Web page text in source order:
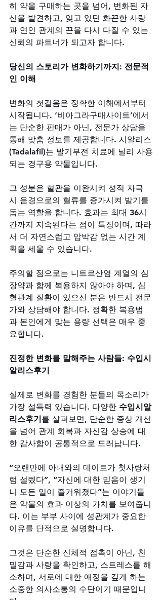
히 약을 구매하는 곳을 넘어, 변화된 자
신을 발견하고, 잊고 있던 화끈한 사랑
과 연인 관계의 끈을 다시 다질 수 있는
신뢰의 파트너가 되고자 합니다.
당신의 스토리가 변화하기까지: 전문적
인 이해
변화의 첫걸음은 정확한 이해에서부터
시작됩니다. ‘비아그라구매사이트’에서
는 단순한 판매가 아닌, 전문가 상담을
통해 맞춤 정보를 제공합니다. 시알리스
(Tadalafil)는 발기부전 치료에 널리 사용
되는 경구용 약물입니다.
그 성분은 혈관을 이완시켜 성적 자극
시 음경으로의 혈류를 증가시켜 발기를
돕는 역할을 합니다. 효과는 최대 36시
간까지 지속된다는 점이 특징이며, 따라
서 더 자연스럽고 압박감 없는 시간 계
획을 세울 수 있습니다.
주의할 점으로는 니트르산염 계열의 심
장약과 함께 복용하지 않아야 하며, 심
혈관계 질환이 있으신 분은 반드시 전문
가와 상담해야 합니다. 정확한 복용법
과 본인에게 맞는 용량 선택은 매우 중
요합니다.
진정한 변화를 말해주는 사람들: 수입시
알리스후기
실제로 변화를 경험한 분들의 목소리가
가장 설득력 있습니다. 다양한 수입시알
리스후기를 살펴보면, 단순한 증상 개선
을 넘어 관계 회복과 자신감 상승에 대
한 감사함이 공통적으로 드러납니다.
“오랜만에 아내와의 데이트가 첫사랑처
럼 설렜다”, “자신에 대한 믿음이 생기
니 모든 일이 즐거워졌다”는 이야기들
은 약물의 효과 이상의 가치를 보여줍니
다. 이는 부부 사이에 성관계가 중요한
이유를 단적으로 설명합니다.
그것은 단순한 신체적 접촉이 아닌, 친
밀감과 사랑을 확인하고, 스트레스를 해
소하며, 서로에 대한 애정을 깊게 하는
소중한 의사소통의 수단이기 때문입니